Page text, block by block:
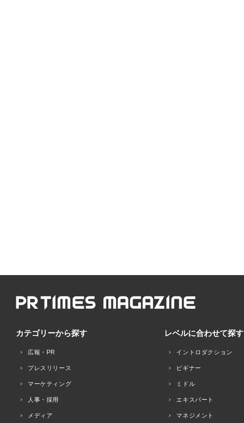
カテゴリーから探す
広報・PR
プレスリリース
マーケティング
人事・採用
メディア
レベルに合わせて探す
イントロダクション
ビギナー
ミドル
エキスパート
マネジメント